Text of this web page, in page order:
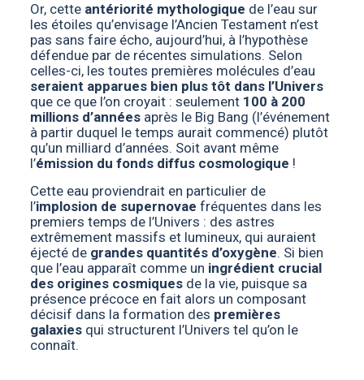
Or, cette antériorité mythologique de l’eau sur
les étoiles qu’envisage l’Ancien Testament n’est
pas sans faire écho, aujourd’hui, à l’hypothèse
défendue par de récentes simulations. Selon
celles-ci, les toutes premières molécules d’eau
seraient apparues bien plus tôt dans l’Univers
que ce que l’on croyait : seulement 100 à 200
millions d’annéesaprès le Big Bang (l’événement
à partir duquel le temps aurait commencé) plutôt
qu’un milliard d’années. Soit avant même
l’émission du fonds diffus cosmologique !
Cette eau proviendrait en particulier de
l’implosion de supernovae fréquentes dans les
premiers temps de l’Univers : des astres
extrêmement massifs et lumineux, qui auraient
éjecté de grandes quantités d’oxygène. Si bien
que l’eau apparaît comme un ingrédient crucial
des origines cosmiquesde la vie, puisque sa
présence précoce en fait alors un composant
décisif dans la formation des premières
galaxiesqui structurent l’Univers tel qu’on le
connaît.